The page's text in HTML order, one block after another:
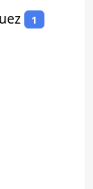
1